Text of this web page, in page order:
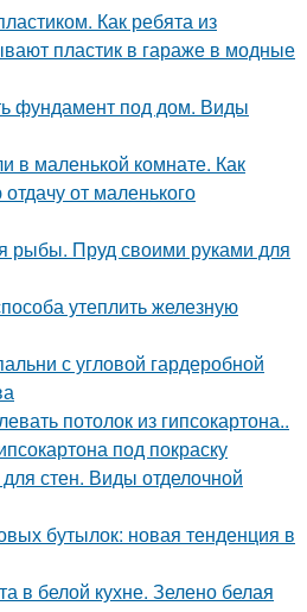
Как ребята из
пластик в гараже в модные
фундамент под дом. Виды
в маленькой комнате. Как
от маленького
рыбы. Пруд своими руками для
утеплить железную
с угловой гардеробной
потолок из гипсокартона..
под покраску
стен. Виды отделочной
бутылок: новая тенденция в
в белой кухне. Зелено белая